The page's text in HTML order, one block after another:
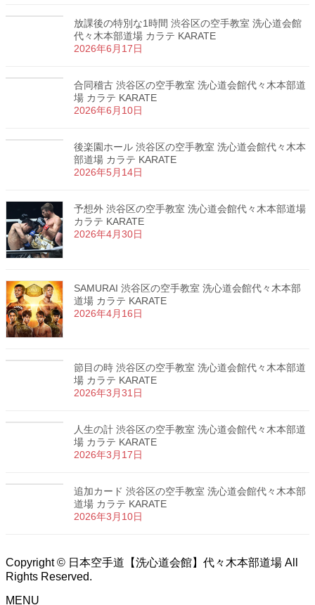
放課後の特別な1時間 渋谷区の空手教室 洗心道会館
代々木本部道場 カラテ KARATE
2026年6月17日
合同稽古 渋谷区の空手教室 洗心道会館代々木本部道
場 カラテ KARATE
2026年6月10日
後楽園ホール 渋谷区の空手教室 洗心道会館代々木本
部道場 カラテ KARATE
2026年5月14日
予想外 渋谷区の空手教室 洗心道会館代々木本部道場
カラテ KARATE
2026年4月30日
SAMURAI 渋谷区の空手教室 洗心道会館代々木本部
道場 カラテ KARATE
2026年4月16日
節目の時 渋谷区の空手教室 洗心道会館代々木本部道
場 カラテ KARATE
2026年3月31日
人生の計 渋谷区の空手教室 洗心道会館代々木本部道
場 カラテ KARATE
2026年3月17日
追加カード 渋谷区の空手教室 洗心道会館代々木本部
道場 カラテ KARATE
2026年3月10日
Copyright © 日本空手道【洗心道会館】代々木本部道場 All
Rights Reserved.
MENU